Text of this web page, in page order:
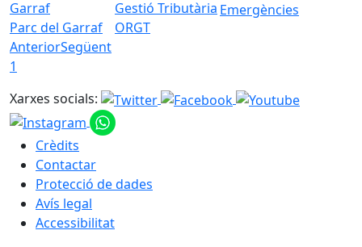
Parc del Garraf ORGT
Emergències
AnteriorSegüent
1
Xarxes socials:
Crèdits
Contactar
Protecció de dades
Avís legal
Accessibilitat